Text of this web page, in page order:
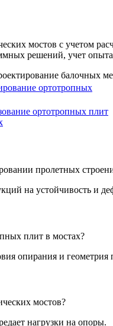
мостов с учетом
решений, учет
ортотропных
ортотропных плит
пролетных
на устойчивость и
плит в мостах?
опирания и геометрия
мостов?
нагрузки на опоры.